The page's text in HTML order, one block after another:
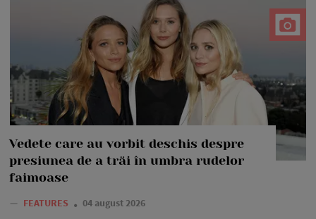
Vedete care au vorbit deschis despre
presiunea de a trăi în umbra rudelor
faimoase
— FEATURES 04 august 2026